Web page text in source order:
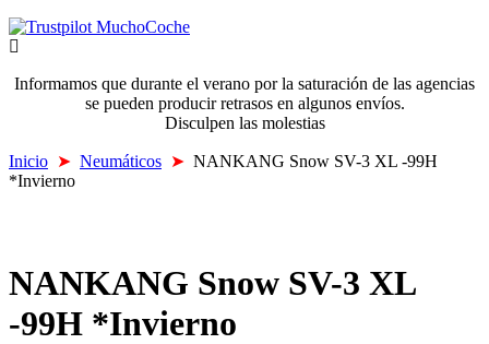
Informamos que durante el verano por la saturación de las agencias
se pueden producir retrasos en algunos envíos.
Disculpen las molestias
Inicio ➤ Neumáticos ➤ NANKANG Snow SV-3 XL -99H
*Invierno
NANKANG Snow SV-3 XL
-99H *Invierno